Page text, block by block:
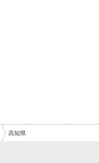
高知県